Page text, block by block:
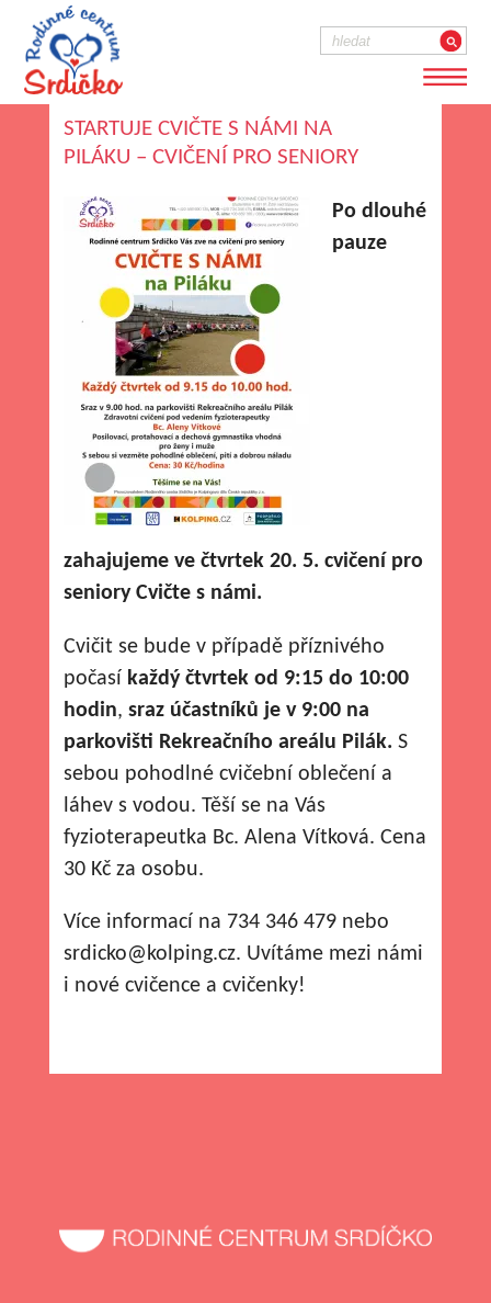
STARTUJE CVIČTE S NÁMI NA
PILÁKU – CVIČENÍ PRO SENIORY
Po dlouhé
pauze
zahajujeme ve čtvrtek 20. 5. cvičení pro
seniory Cvičte s námi.
Cvičit se bude v případě příznivého
počasí každý čtvrtek od 9:15 do 10:00
hodin,sraz účastníků je v 9:00 na
parkovišti Rekreačního areálu Pilák. S
sebou pohodlné cvičební oblečení a
láhev s vodou. Těší se na Vás
fyzioterapeutka Bc. Alena Vítková. Cena
30 Kč za osobu.
Více informací na 734 346 479 nebo
srdicko@kolping.cz. Uvítáme mezi námi
i nové cvičence a cvičenky!